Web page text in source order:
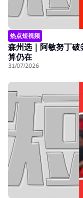
热点短视频
森州选｜阿敏努丁
算仍在
31/07/2026